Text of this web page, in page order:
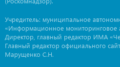
Учредитель: муниципальное
«Информационное мониторинговое
Директор, главный редактор ИМА
Главный редактор официального
Марущенко С.Н.